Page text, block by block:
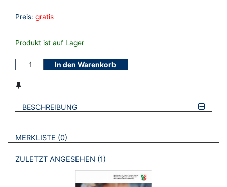
Preis: gratis
Produkt ist auf Lager
In den Warenkorb
BESCHREIBUNG
VERWEISE AUF VERMERKTE- ODER ZULETZT ANGESEHENE
MERKLISTE 0 BROSCHÜREN
ZULETZT ANGESEHEN 1 BROSCHÜREN